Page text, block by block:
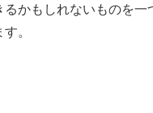
かもしれないものを一
。